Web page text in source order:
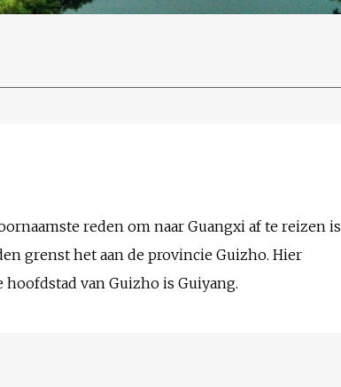
reden om naar Guangxi af te reizen is
grenst het aan de provincie Guizho. Hier
van Guizho is Guiyang.